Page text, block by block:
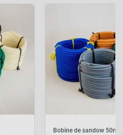
Bobine de sandow 50m